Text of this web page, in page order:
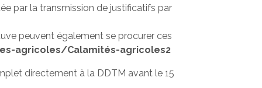
par la transmission de justificatifs par
peuvent également se procurer ces
agricoles/Calamités-agricoles2
directement à la DDTM avant le 15